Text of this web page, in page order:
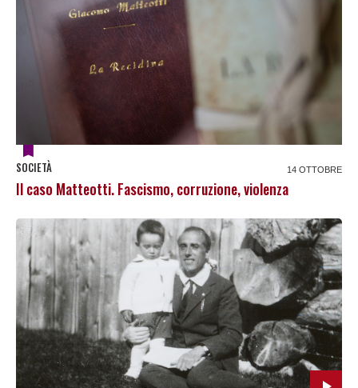
SOCIETÀ 14 OTTOBRE
Il caso Matteotti. Fascismo, corruzione, violenza